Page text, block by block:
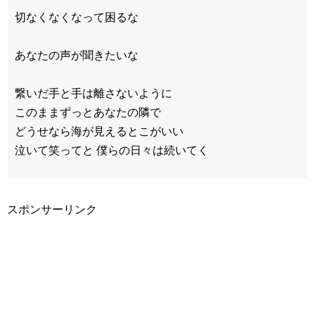
切なくなくなって困るな
あなたの声が聞きたいな
繋いだ手と手は離さないように
このままずっとあなたの隣で
どうせなら海が見えるとこがいい
泣いて笑ってと 僕らの日々は続いてく
スポンサーリンク